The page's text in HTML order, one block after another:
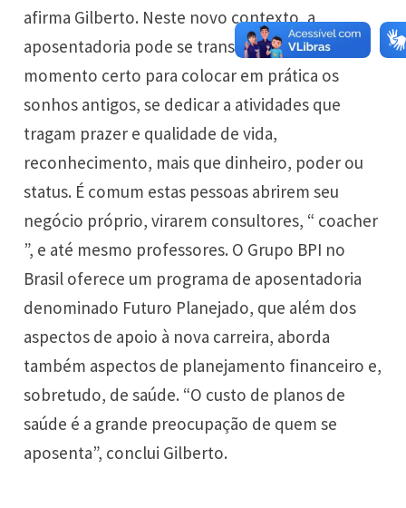
afirma Gilberto. Neste novo contexto, a
aposentadoria pode se transformar no
momento certo para colocar em prática os
sonhos antigos, se dedicar a atividades que
tragam prazer e qualidade de vida,
reconhecimento, mais que dinheiro, poder ou
status. É comum estas pessoas abrirem seu
negócio próprio, virarem consultores, “ coacher
”, e até mesmo professores. O Grupo BPI no
Brasil oferece um programa de aposentadoria
denominado Futuro Planejado, que além dos
aspectos de apoio à nova carreira, aborda
também aspectos de planejamento financeiro e,
sobretudo, de saúde. “O custo de planos de
saúde é a grande preocupação de quem se
aposenta”, conclui Gilberto.